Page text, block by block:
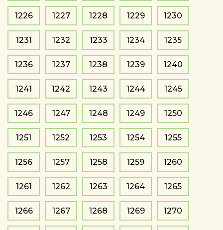
1226 1227 1228 1229 1230
1231 1232 1233 1234 1235
1236 1237 1238 1239 1240
1241 1242 1243 1244 1245
1246 1247 1248 1249 1250
1251 1252 1253 1254 1255
1256 1257 1258 1259 1260
1261 1262 1263 1264 1265
1266 1267 1268 1269 1270